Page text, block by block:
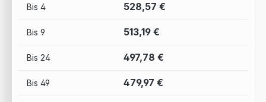
Bis 4 528,57 €
Bis 9 513,19 €
Bis 24 497,78 €
Bis 49 479,97 €